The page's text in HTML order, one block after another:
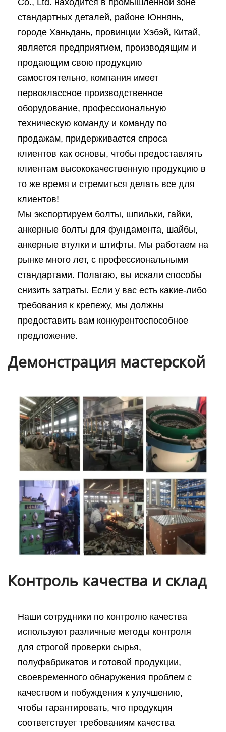
стандартных деталей, районе Юннянь,
городе Ханьдань, провинции Хэбэй, Китай,
является предприятием, производящим и
продающим свою продукцию
самостоятельно, компания имеет
первоклассное производственное
оборудование, профессиональную
техническую команду и команду по
продажам, придерживается спроса
клиентов как основы, чтобы предоставлять
клиентам высококачественную продукцию в
то же время и стремиться делать все для
клиентов!
Мы экспортируем болты, шпильки, гайки,
анкерные болты для фундамента, шайбы,
анкерные втулки и штифты. Мы работаем на
рынке много лет, с профессиональными
стандартами. Полагаю, вы искали способы
снизить затраты. Если у вас есть какие-либо
требования к крепежу, мы должны
предоставить вам конкурентоспособное
предложение.
Демонстрация мастерской
Контроль качества и склад
Наши сотрудники по контролю качества
используют различные методы контроля
для строгой проверки сырья,
полуфабрикатов и готовой продукции,
своевременного обнаружения проблем с
качеством и побуждения к улучшению,
чтобы гарантировать, что продукция
соответствует требованиям качества